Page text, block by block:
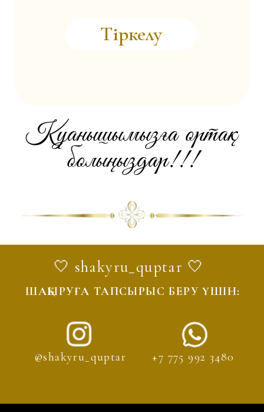
@shakyru_quptar ұжымы
ҚҰРЫЛҒЫЛАРҒА
ҚОЛЖЕТІМДІ
ШАҚЫРУ САЙТТАРЫНА ТАПСЫРЫС